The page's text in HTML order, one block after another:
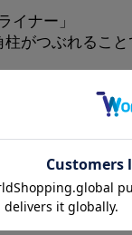
イナー」
がつぶれるこ